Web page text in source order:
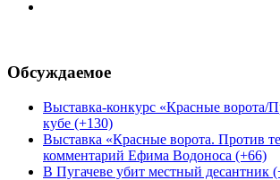
Обсуждаемое
Выставка-конкурс «Красные ворота/
кубе (+130)
Выставка «Красные ворота. Против
комментарий Ефима Водоноса (+66)
В Пугачеве убит местный десантник